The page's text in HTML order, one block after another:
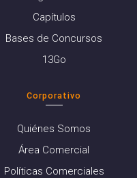
Capítulos
Bases de Concursos
13Go
Corporativo
Quiénes Somos
Área Comercial
Políticas Comerciales